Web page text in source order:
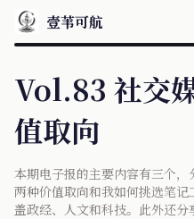
壹苇可航
Vol.83 社交
值取向
本期电子报的主要内容有三个
两种价值取向和我如何挑选笔
盖政经、人文和科技。此外还分